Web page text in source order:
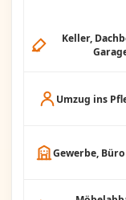
Keller,
Umzug ins
Gewerbe,